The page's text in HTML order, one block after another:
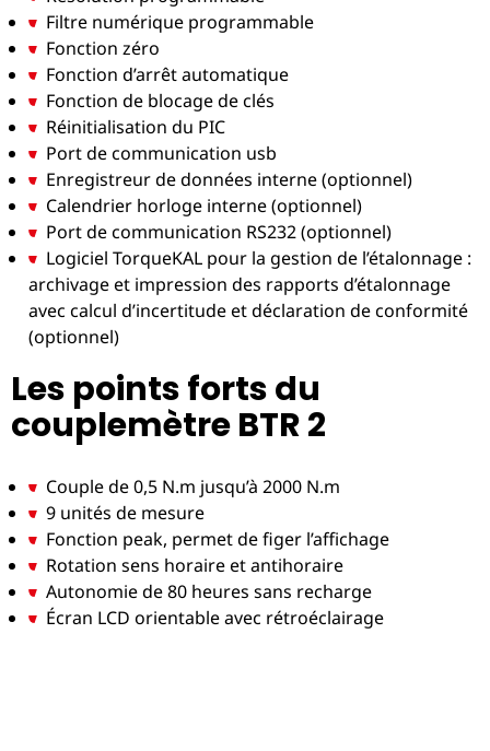
Filtre numérique programmable
Fonction zéro
Fonction d’arrêt automatique
Fonction de blocage de clés
Réinitialisation du PIC
Port de communication usb
Enregistreur de données interne (optionnel)
Calendrier horloge interne (optionnel)
Port de communication RS232 (optionnel)
Logiciel TorqueKAL pour la gestion de l’étalonnage :
archivage et impression des rapports d’étalonnage
avec calcul d’incertitude et déclaration de conformité
(optionnel)
Les points forts du
couplemètre BTR 2
Couple de 0,5 N.m jusqu’à 2000 N.m
9 unités de mesure
Fonction peak, permet de figer l’affichage
Rotation sens horaire et antihoraire
Autonomie de 80 heures sans recharge
Écran LCD orientable avec rétroéclairage